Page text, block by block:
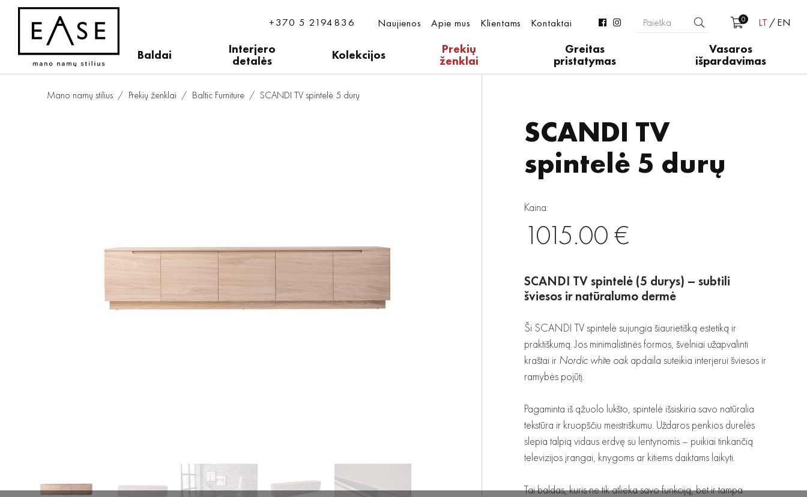
+370 5 2194836 Naujienos Apie mus Klientams Kontaktai 0 LT EN
Baldai
Interjero
detalės
Kolekcijos
Prekių
ženklai
Greitas
pristatymas
Vasaros
išpardavimas
Mano namų stilius Prekių ženklai Baltic Furniture SCANDI TV spintelė 5 durų
SCANDI TV
spintelė 5 durų
Kaina:
1015.00 €
SCANDI TV spintelė (5 durys) – subtili
šviesos ir natūralumo dermė
Ši SCANDI TV spintelė sujungia šiaurietišką estetiką ir
praktiškumą. Jos minimalistinės formos, švelniai užapvalinti
kraštai ir Nordic white oak apdaila suteikia interjerui šviesos ir
ramybės pojūtį.
Pagaminta iš ąžuolo lukšto, spintelė išsiskiria savo natūralia
tekstūra ir kruopščiu meistriškumu. Uždaros penkios durelės
slepia talpią vidaus erdvę su lentynomis – puikiai tinkančią
televizijos įrangai, knygoms ar kitiems daiktams laikyti.
Tai baldas, kuris ne tik atlieka savo funkciją, bet ir tampa